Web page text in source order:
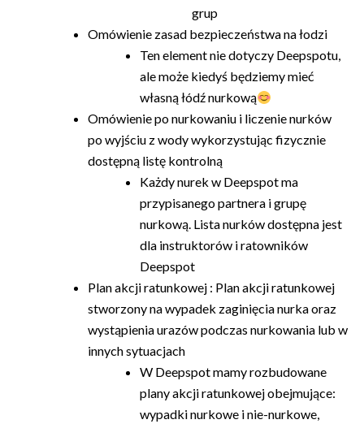
grup
Omówienie zasad bezpieczeństwa na łodzi
Ten element nie dotyczy Deepspotu,
ale może kiedyś będziemy mieć
własną łódź nurkową
Omówienie po nurkowaniu i liczenie nurków
po wyjściu z wody wykorzystując fizycznie
dostępną listę kontrolną
Każdy nurek w Deepspot ma
przypisanego partnera i grupę
nurkową. Lista nurków dostępna jest
dla instruktorów i ratowników
Deepspot
Plan akcji ratunkowej : Plan akcji ratunkowej
stworzony na wypadek zaginięcia nurka oraz
wystąpienia urazów podczas nurkowania lub w
innych sytuacjach
W Deepspot mamy rozbudowane
plany akcji ratunkowej obejmujące:
wypadki nurkowe i nie-nurkowe,